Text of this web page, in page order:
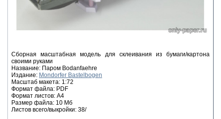
Сборная масштабная модель для склеивания из бумаги/картона
своими руками
Название: Паром Bodanfaehre
Издание: Mondorfer Bastelbogen
Масштаб макета: 1:72
Формат файла: PDF
Формат листов: A4
Размер файла: 10 Мб
Листов всего/выкройки: 38/